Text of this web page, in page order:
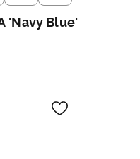
'Navy Blue'